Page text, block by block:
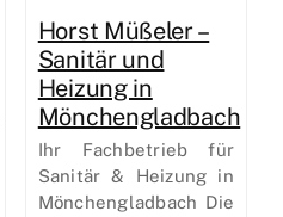
Horst Müßeler –
Sanitär und
Heizung in
Mönchengladbach
Ihr Fachbetrieb für
Sanitär & Heizung in
Mönchengladbach Die